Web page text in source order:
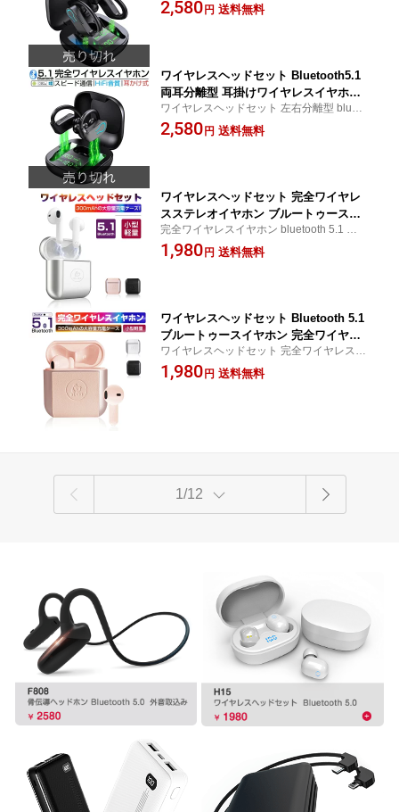
ri対応 スポーツ向け 電量表示 ブラック
ヤレスイヤホン フィット感抜群 10m通信距
2,580 円 送料無料
ワイヤレスヘッドセット Bluetooth5.1
両耳分離型 耳掛けワイヤレスイヤホン
スポーツ向け 完全ワイヤレスイヤホン
両耳通話可 ノイズキャンセル 高音質 サ
ワイヤレスヘッドセット 左右分離型 blueto
oth 5.1 両耳用 片耳用 通話マイク内蔵 ハン
ズフリー通話 自動ペアリング Siri対応 スポ
2,580 円 送料無料
ワイヤレスヘッドセット 完全ワイヤレ
スステレオイヤホン ブルートゥースイ
ヤホン bluetooth 5.1 両耳通話可 ノイズ
キャンセル 高音質 重低音 ステレオサウ
完全ワイヤレスイヤホン bluetooth 5.1 ハン
ズフリー通話 自動ペアリング USB充電式 ty
pe-C充電 ケース付き コンパクト 軽量 安定
1,980 円 送料無料
ワイヤレスヘッドセット Bluetooth 5.1
ブルートゥースイヤホン 完全ワイヤレ
スステレオイヤホン 左右分離型 両耳用
片耳用 通話マイク内蔵 ハンズフリー通
ワイヤレスヘッドセット 完全ワイヤレスス
テレオイヤホン bluetooth 5.1 両耳通話可 ノ
イズキャンセル ステレオサウンド ワンタッ
1,980 円 送料無料
1/12